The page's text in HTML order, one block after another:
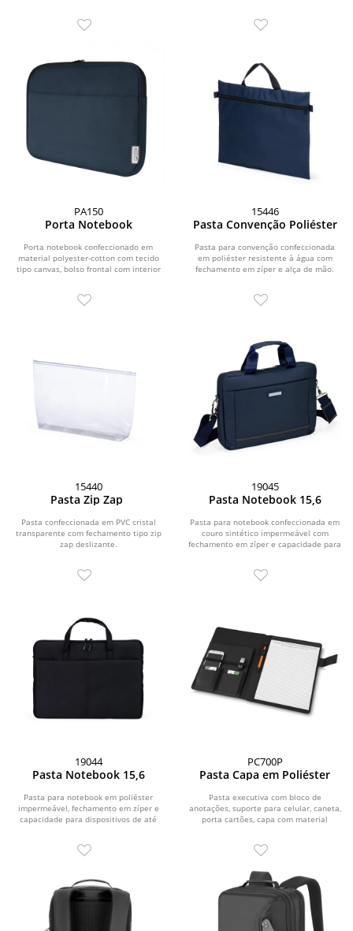
PA150
Porta Notebook
Porta notebook confeccionado em
material polyester-cotton com tecido
tipo canvas, bolso frontal com interior
15446
Pasta Convenção Poliéster
Pasta para convenção confeccionada
em poliéster resistente à água com
fechamento em zíper e alça de mão.
15440
Pasta Zip Zap
Pasta confeccionada em PVC cristal
transparente com fechamento tipo zip
zap deslizante.
19045
Pasta Notebook 15,6
Pasta para notebook confeccionada em
couro sintético impermeável com
fechamento em zíper e capacidade para
19044
Pasta Notebook 15,6
Pasta para notebook em poliéster
impermeável, fechamento em zíper e
capacidade para dispositivos de até
PC700P
Pasta Capa em Poliéster
Pasta executiva com bloco de
anotações, suporte para celular, caneta,
porta cartões, capa com material